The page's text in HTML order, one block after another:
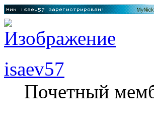
isaev57
Почетный